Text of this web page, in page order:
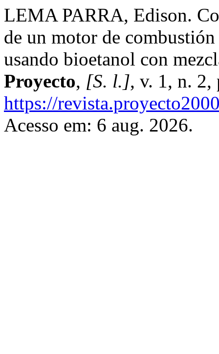
LEMA PARRA, Edison.
de un motor de
usando bioetanol con
Proyecto, [S. l.], v. 1, n.
https://
Acesso em: 6 aug. 2026.